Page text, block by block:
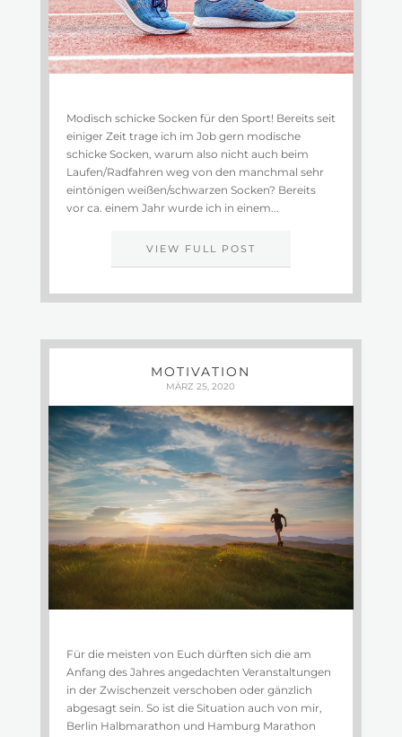
Modisch schicke Socken für den Sport! Bereits seit
einiger Zeit trage ich im Job gern modische
schicke Socken, warum also nicht auch beim
Laufen/Radfahren weg von den manchmal sehr
eintönigen weißen/schwarzen Socken? Bereits
vor ca. einem Jahr wurde ich in einem...
VIEW FULL POST
MOTIVATION
MÄRZ 25, 2020
Für die meisten von Euch dürften sich die am
Anfang des Jahres angedachten Veranstaltungen
in der Zwischenzeit verschoben oder gänzlich
abgesagt sein. So ist die Situation auch von mir,
Berlin Halbmarathon und Hamburg Marathon